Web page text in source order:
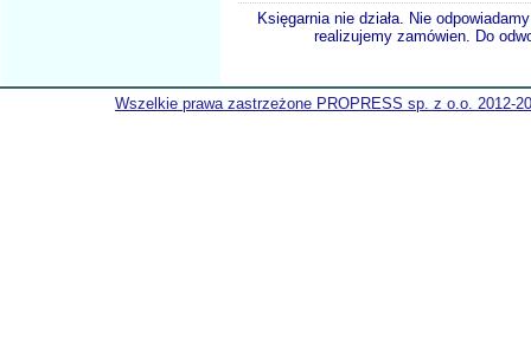
Księgarnia nie działa. Nie
realizujemy zamówien. Do
Wszelkie prawa zastrzeżone PROPRESS sp. z o.o. 2012-